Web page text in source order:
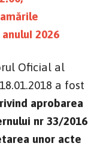
2026
Oficial al
a fost
aprobarea
nr 33/2016
unor acte